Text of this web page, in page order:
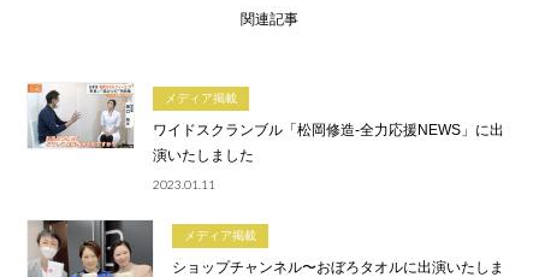
関連記事
メディア掲載
ワイドスクランブル「松岡修造-全力応援NEWS」に出
演いたしました
2023.01.11
メディア掲載
ショップチャンネル〜おぼろタオルに出演いたしま